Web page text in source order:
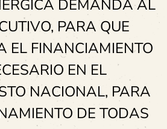
DEMANDA AL
PARA QUE
EL FINANCIAMIENTO
EN EL
NACIONAL, PARA
DE TODAS